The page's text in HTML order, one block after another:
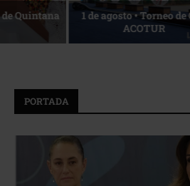
Reconocimiento de viajeros
PORTADA